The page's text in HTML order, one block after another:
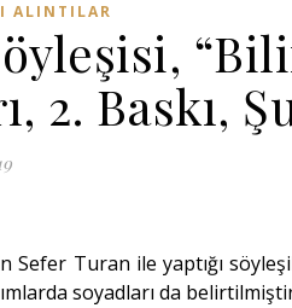
ALINTILAR
2. Baskı,
Sefer Turan ile yaptığı
soyadları da